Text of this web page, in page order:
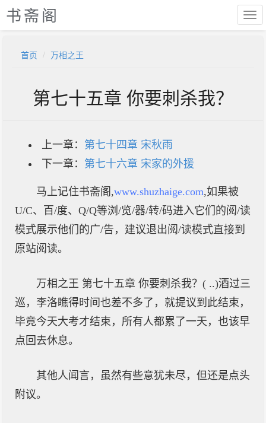
书斋阁
首页 万相之王
第七十五章 你要刺杀我？
上一章： 第七十四章 宋秋雨
下一章： 第七十六章 宋家的外援
马上记住书斋阁,www.shuzhaige.com,如果被
U/C、百/度、Q/Q等浏/览/器/转/码进入它们的阅/读
模式展示他们的广/告，建议退出阅/读模式直接到
原站阅读。
万相之王 第七十五章 你要刺杀我？( ..)酒过三
巡，李洛瞧得时间也差不多了，就提议到此结束，
毕竟今天大考才结束，所有人都累了一天，也该早
点回去休息。
其他人闻言，虽然有些意犹未尽，但还是点头
附议。